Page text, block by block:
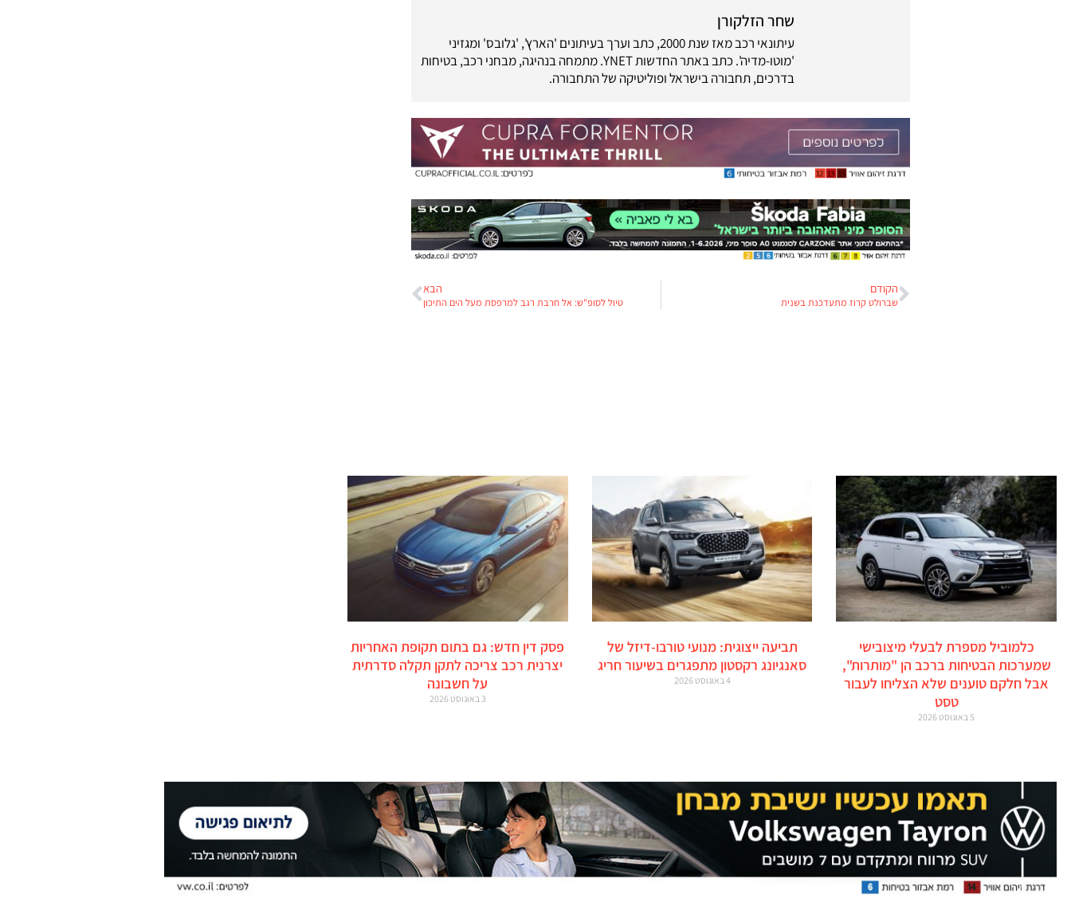
שחר הזלקורן
עיתונאי רכב מאז שנת 2000, כתב וערך בעיתונים 'הארץ', 'גלובס' ומגזיני
'מוטו-מדיה'. כתב באתר החדשות YNET. מתמחה בנהיגה, מבחני רכב, בטיחות
בדרכים, תחבורה בישראל ופוליטיקה של התחבורה.
הקודם
שברולט קרוז מתעדכנת בשנית
הבא
טיול לסופ"ש: אל חרבת רגב למרפסת מעל הים התיכון
כלמוביל מספרת לבעלי מיצובישי
שמערכות הבטיחות ברכב הן "מותרות",
אבל חלקם טוענים שלא הצליחו לעבור
טסט
5 באוגוסט 2026
תביעה ייצוגית: מנועי טורבו-דיזל של
סאנגיונג רקסטון מתפגרים בשיעור חריג
4 באוגוסט 2026
פסק דין חדש: גם בתום תקופת האחריות
יצרנית רכב צריכה לתקן תקלה סדרתית
על חשבונה
3 באוגוסט 2026